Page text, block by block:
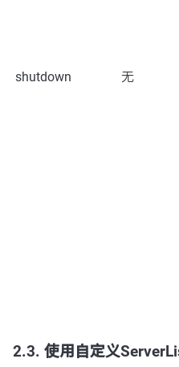
shutdown 无
2.3. 使用自定义